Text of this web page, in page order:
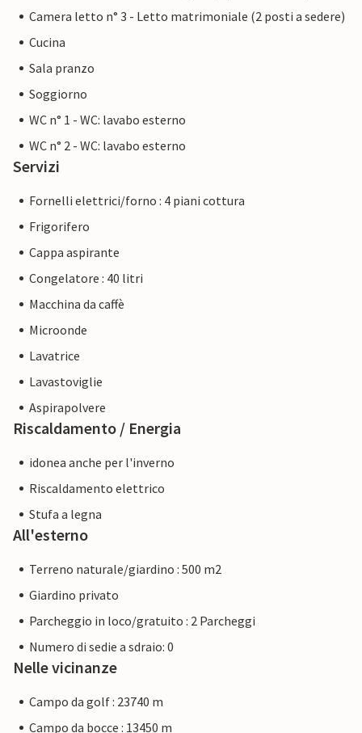
Camera letto n° 3 - Letto matrimoniale (2 posti a sedere)
Cucina
Sala pranzo
Soggiorno
WC n° 1 - WC: lavabo esterno
WC n° 2 - WC: lavabo esterno
Servizi
Fornelli elettrici/forno : 4 piani cottura
Frigorifero
Cappa aspirante
Congelatore : 40 litri
Macchina da caffè
Microonde
Lavatrice
Lavastoviglie
Aspirapolvere
Riscaldamento / Energia
idonea anche per l'inverno
Riscaldamento elettrico
Stufa a legna
All'esterno
Terreno naturale/giardino : 500 m2
Giardino privato
Parcheggio in loco/gratuito : 2 Parcheggi
Numero di sedie a sdraio: 0
Nelle vicinanze
Campo da golf : 23740 m
Campo da bocce : 13450 m